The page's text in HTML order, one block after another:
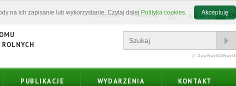
PL EN
A A
e-Learning
Logowanie
// ZAAWANSOWANE
PUBLIKACJE WYDARZENIA KONTAKT
na ich zapisanie lub wykorzystanie. Czytaj dalej Polityka cookies. Akceptuję